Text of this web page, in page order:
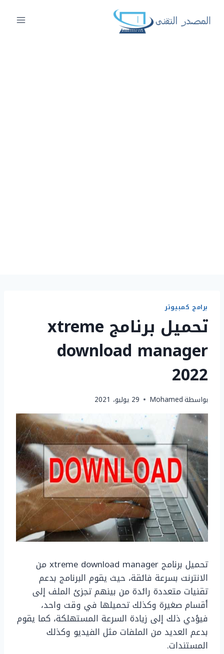
برامج كمبيوتر
تحميل برنامج xtreme
download manager
2022
بواسطةMohamed 29 يوليو، 2021
تحميل برنامج xtreme download manager من
الانترنت بسرعة فائقة، حيث يقوم البرنامج بدعم
تقنيات متعددة رائدة من بينهم تجزئ الملف إلى
أقسام صغيرة وكذلك تحميلها في وقت واحد،
فيؤدي ذلك إلى زيادة السرعة المستهلكة، كما يقوم
بدعم العديد من الملفات مثل الفيديو وكذلك
المستندات.